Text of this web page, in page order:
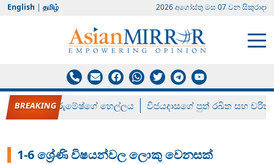
English | தமிழ் 2026 අගෝස්‍තු මස 07 වන සිකුරාදා
රන් ගෙනා රුමේෂ්ගේ හෙල්ලය විජයදාසගේ පුත් රඛිත සහ චරිත්
1-6 ශ්‍රේණි විෂයන්වල ලොකු වෙනසක්